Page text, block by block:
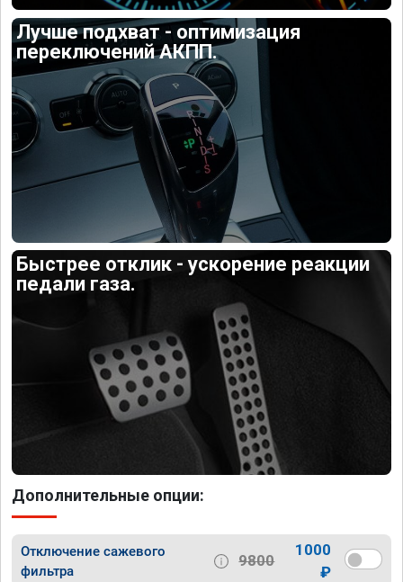
Лучше подхват - оптимизация
переключений АКПП.
Быстрее отклик - ускорение реакции
педали газа.
Дополнительные опции:
Отключение сажевого
фильтра
9800
1000
₽